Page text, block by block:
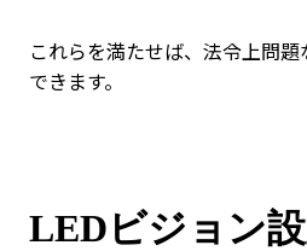
これらを満たせば、法令上問
できます。
LEDビジョン